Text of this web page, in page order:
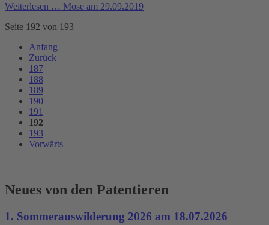
Weiterlesen … Mose am 29.09.2019
Seite 192 von 193
Anfang
Zurück
187
188
189
190
191
192
193
Vorwärts
Neues von den Patentieren
1. Sommerauswilderung 2026 am 18.07.2026